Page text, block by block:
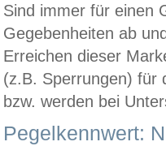
Sind immer für einen
Gegebenheiten ab
Erreichen dieser
(z.B. Sperrungen) für
bzw. werden bei
Pegelkennwert: